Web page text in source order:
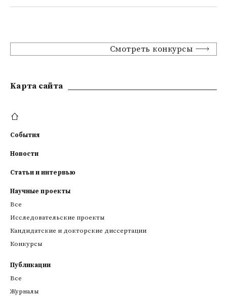
Смотреть конкурсы
Kарта сайта
События
Новости
Статьи и интервью
Научные проекты
Все
Исследовательские проекты
Кандидатские и докторские диссертации
Конкурсы
Публикации
Все
Журналы